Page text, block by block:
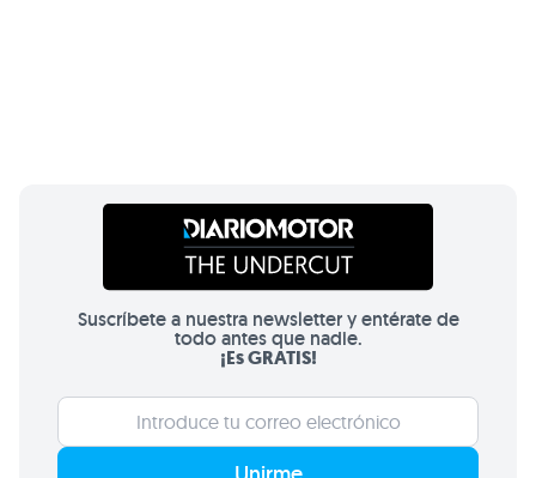
Suscríbete a nuestra newsletter y entérate de
todo antes que nadie.
¡Es GRATIS!